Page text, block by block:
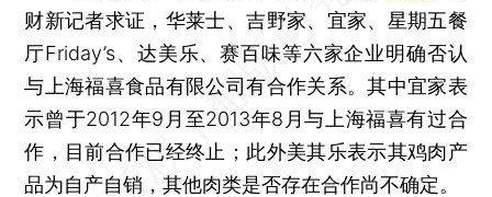
财新记者求证，华莱士、吉野家、宜家、星期五餐
厅Friday’s、达美乐、赛百味等六家企业明确否认
与上海福喜食品有限公司有合作关系。其中宜家表
示曾于2012年9月至2013年8月与上海福喜有过合
作，目前合作已经终止；此外美其乐表示其鸡肉产
品为自产自销，其他肉类是否存在合作尚不确定。